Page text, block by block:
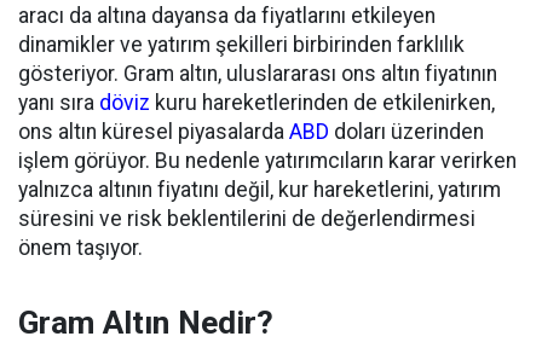
aracı da altına dayansa da fiyatlarını etkileyen
dinamikler ve yatırım şekilleri birbirinden farklılık
gösteriyor. Gram altın, uluslararası ons altın fiyatının
yanı sıra döviz kuru hareketlerinden de etkilenirken,
ons altın küresel piyasalarda ABD doları üzerinden
işlem görüyor. Bu nedenle yatırımcıların karar verirken
yalnızca altının fiyatını değil, kur hareketlerini, yatırım
süresini ve risk beklentilerini de değerlendirmesi
önem taşıyor.
Gram Altın Nedir?